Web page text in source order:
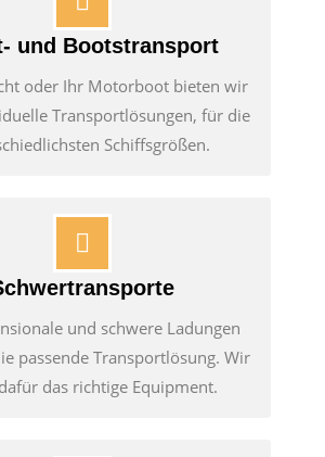
und Bootstransport
oder Ihr Motorboot bieten wir
Transportlösungen, für die
Schiffsgrößen.
und schwere Ladungen
passende Transportlösung. Wir
das richtige Equipment.